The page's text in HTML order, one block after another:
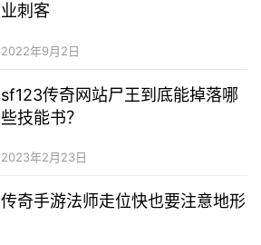
业刺客
2022年9月2日
sf123传奇网站尸王到底能掉落哪
些技能书？
2023年2月23日
传奇手游法师走位快也要注意地形